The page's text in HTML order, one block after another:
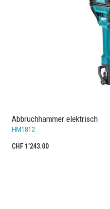
Abbruchhammer elektrisch
HM1812
CHF 1’243.00